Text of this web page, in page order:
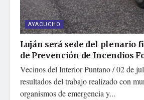
AYACUCHO
Luján será sede del plenario
de Prevención de Incendios
Vecinos del Interior Puntano / 02 de
resultados del trabajo realizado con
organismos de emergencia y...